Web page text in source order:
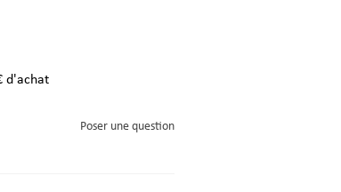
d'achat
Poser une question